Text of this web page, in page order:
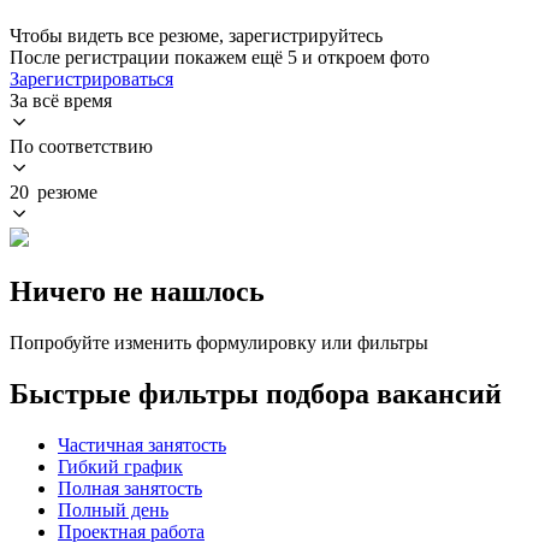
Чтобы видеть все резюме, зарегистрируйтесь
После регистрации покажем ещё 5 и откроем фото
Зарегистрироваться
За всё время
По соответствию
20 резюме
Ничего не нашлось
Попробуйте изменить формулировку или фильтры
Быстрые фильтры подбора вакансий
Частичная занятость
Гибкий график
Полная занятость
Полный день
Проектная работа